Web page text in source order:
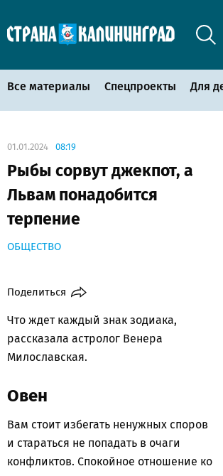
Все материалы Спецпроекты Для
01.01.2024 08:19
Рыбы сорвут джекпот, а
Львам понадобится
терпение
ОБЩЕСТВО
Поделиться
Что ждет каждый знак зодиака,
рассказала астролог Венера
Милославская.
Овен
Вам стоит избегать ненужных споров
и стараться не попадать в очаги
конфликтов. Спокойное отношение ко